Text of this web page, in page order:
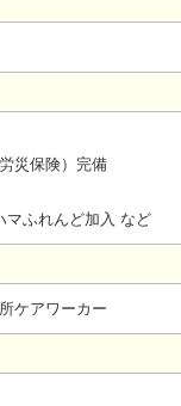
災保険）完備
マふれんど加入 など
ケアワーカー